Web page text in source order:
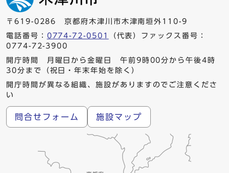
〒619-0286 京都府木津川市木津南垣外110-9
電話番号： 0774-72-0501
（代表）ファックス番号：
0774-72-3900
開庁時間 月曜日から金曜日 午前9時00分から午後4時
30分まで（祝日・年末年始を除く）
開庁時間が異なる組織、施設がありますのでご注意くださ
い
問合せフォーム 施設マップ